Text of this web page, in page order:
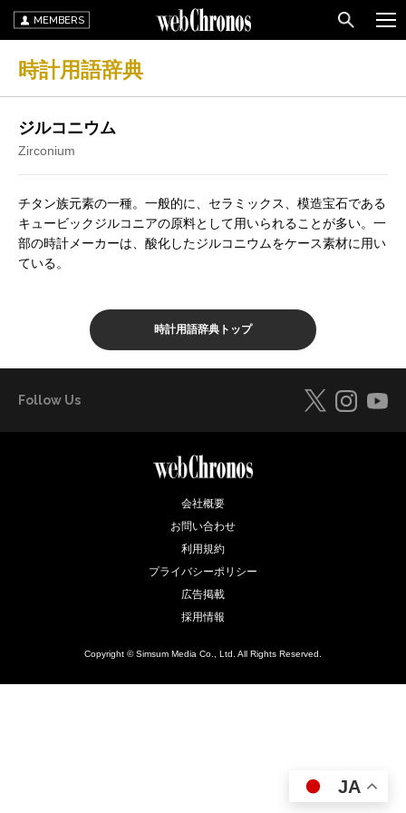
MEMBERS
時計用語辞典
ジルコニウム
Zirconium
チタン族元素の一種。一般的に、セラミックス、模造宝石である
キュービックジルコニアの原料として用いられることが多い。一
部の時計メーカーは、酸化したジルコニウムをケース素材に用い
ている。
時計用語辞典トップ
Follow Us
会社概要
お問い合わせ
利用規約
プライバシーポリシー
広告掲載
採用情報
Copyright © Simsum Media Co., Ltd. All Rights Reserved.
JA